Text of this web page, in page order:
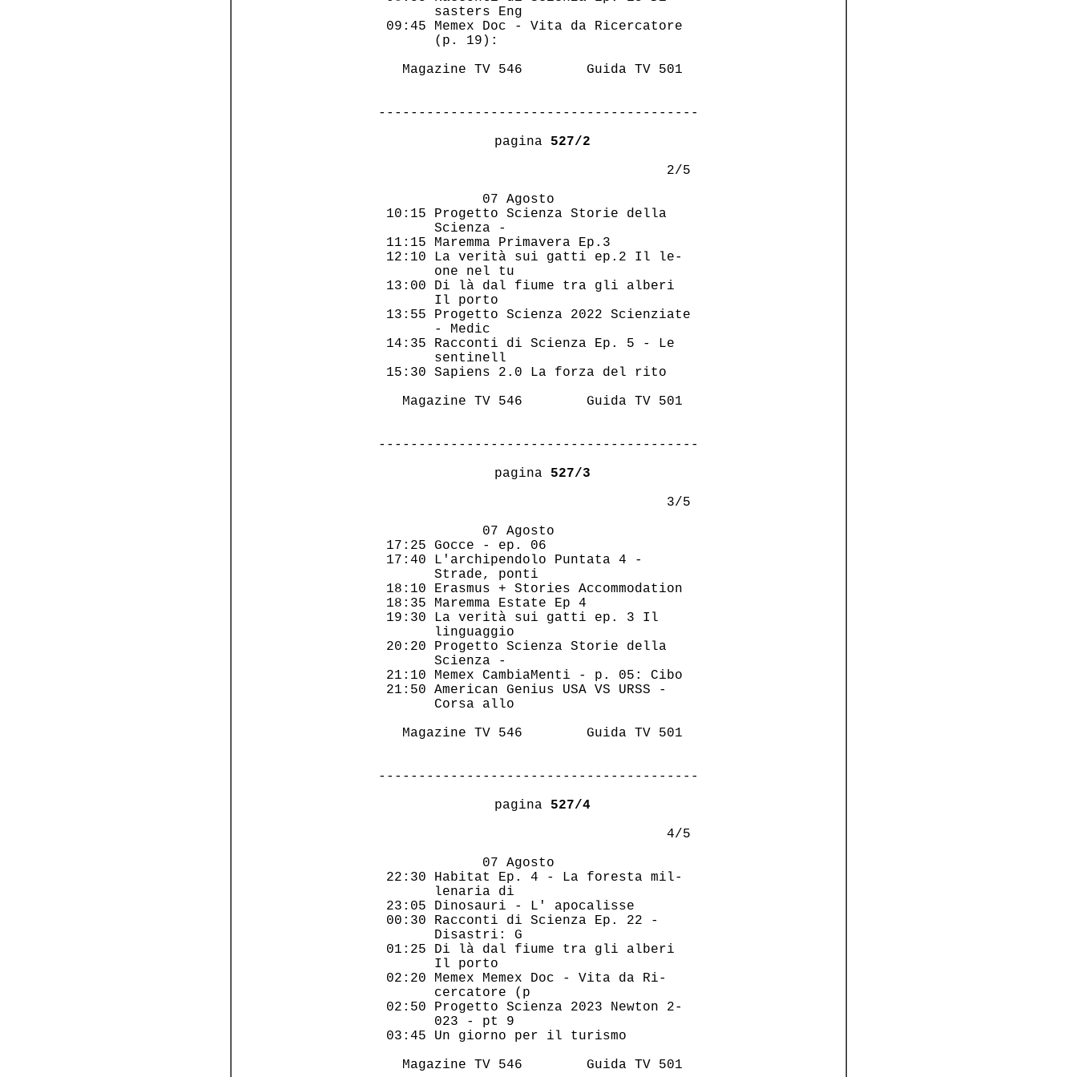
       sasters Eng
09:45 Memex Doc - Vita da Ricercatore
       (p. 19):
   Magazine TV 546        Guida TV 501
----------------------------------------
pagina 527/2
                                    2/5
             07 Agosto
10:15 Progetto Scienza Storie della
       Scienza -
11:15 Maremma Primavera Ep.3
12:10 La verità sui gatti ep.2 Il le-
       one nel tu
13:00 Di là dal fiume tra gli alberi
       Il porto
13:55 Progetto Scienza 2022 Scienziate
       - Medic
14:35 Racconti di Scienza Ep. 5 - Le
       sentinell
15:30 Sapiens 2.0 La forza del rito
   Magazine TV 546        Guida TV 501
----------------------------------------
pagina 527/3
                                    3/5
             07 Agosto
17:25 Gocce - ep. 06
17:40 L'archipendolo Puntata 4 -
       Strade, ponti
18:10 Erasmus + Stories Accommodation
18:35 Maremma Estate Ep 4
19:30 La verità sui gatti ep. 3 Il
       linguaggio
20:20 Progetto Scienza Storie della
       Scienza -
21:10 Memex CambiaMenti - p. 05: Cibo
21:50 American Genius USA VS URSS -
       Corsa allo
   Magazine TV 546        Guida TV 501
----------------------------------------
pagina 527/4
                                    4/5
             07 Agosto
22:30 Habitat Ep. 4 - La foresta mil-
       lenaria di
23:05 Dinosauri - L' apocalisse
00:30 Racconti di Scienza Ep. 22 -
       Disastri: G
01:25 Di là dal fiume tra gli alberi
       Il porto
02:20 Memex Memex Doc - Vita da Ri-
       cercatore (p
02:50 Progetto Scienza 2023 Newton 2-
       023 - pt 9
03:45 Un giorno per il turismo
   Magazine TV 546        Guida TV 501